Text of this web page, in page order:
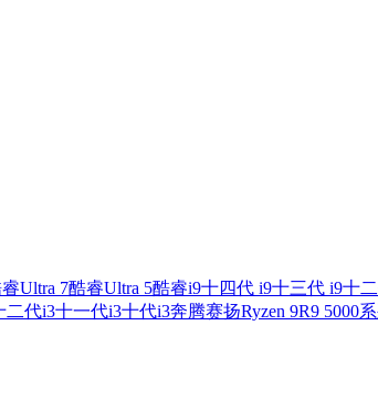
Ultra 7酷睿Ultra 5酷睿i9十四代 i9十三代 i9十
二代i3十一代i3十代i3奔腾赛扬Ryzen 9R9 5000系